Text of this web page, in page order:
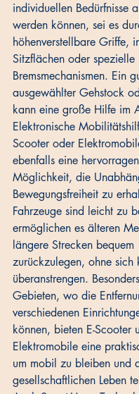
individuellen Bedürfnisse
werden können, sei es
höhenverstellbare Griffe,
Sitzflächen oder spezielle
Bremsmechanismen. Ein
ausgewählter Gehstock
kann eine große Hilfe im
Elektronische
Scooter oder
ebenfalls eine
Möglichkeit, die
Bewegungsfreiheit zu
Fahrzeuge sind leicht zu
ermöglichen es älteren
längere Strecken bequem
zurückzulegen, ohne sich
überanstrengen.
Gebieten, wo die
verschiedenen
können, bieten E-Scooter
Elektromobile eine
um mobil zu bleiben und
gesellschaftlichen Leben